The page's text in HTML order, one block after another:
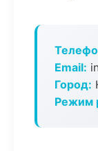
Email:
Город:
Режим